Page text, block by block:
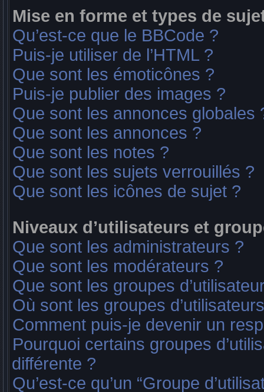
Mise en forme et types de
Qu’est-ce que le BBCode ?
Puis-je utiliser de l’HTML ?
Que sont les émoticônes ?
Puis-je publier des images ?
Que sont les annonces globales
Que sont les annonces ?
Que sont les notes ?
Que sont les sujets verrouillés ?
Que sont les icônes de sujet ?
Niveaux d’utilisateurs et
Que sont les administrateurs ?
Que sont les modérateurs ?
Que sont les groupes
Où sont les groupes
Comment puis-je devenir un
Pourquoi certains groupes
différente ?
Qu’est-ce qu’un “Groupe